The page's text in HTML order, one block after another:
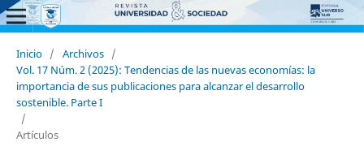
Inicio / Archivos /
Vol. 17 Núm. 2 (2025): Tendencias de las nuevas economías: la
importancia de sus publicaciones para alcanzar el desarrollo
sostenible. Parte I
/
Artículos